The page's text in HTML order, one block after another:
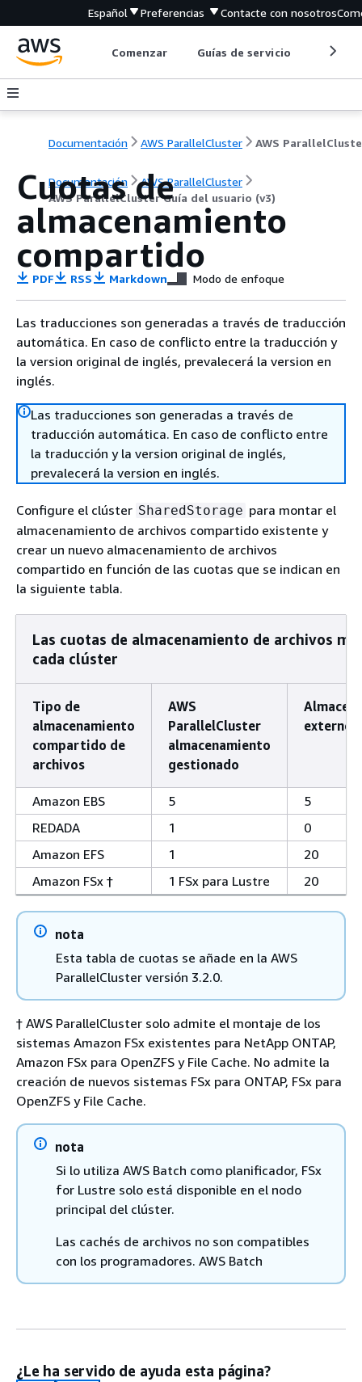
Español Preferencias Contacte con nosotros
Comenzar Guías de servicio
Documentación AWS ParallelCluster
Documentación
AWS ParallelCluster
AWS ParallelCluster Guía del usuario (v3)
Cuotas de
almacenamiento
compartido
PDF RSS Markdown Modo de enfoque
Las traducciones son generadas a través de traducción
automática. En caso de conflicto entre la traducción y
la version original de inglés, prevalecerá la version en
inglés.
Las traducciones son generadas a través de
traducción automática. En caso de conflicto entre
la traducción y la version original de inglés,
prevalecerá la version en inglés.
Configure el clúster SharedStorage para montar el
almacenamiento de archivos compartido existente y
crear un nuevo almacenamiento de archivos
compartido en función de las cuotas que se indican en
la siguiente tabla.
Las cuotas de almacenamiento de archivos
cada clúster
Tipo de
almacenamiento
compartido de
archivos
AWS
ParallelCluster
almacenamiento
gestionado
externo
Amazon EBS 5
5
REDADA
1
0
Amazon EFS
1
20
Amazon FSx †
1 FSx para Lustre 20
nota
Esta tabla de cuotas se añade en la AWS
ParallelCluster versión 3.2.0.
† AWS ParallelCluster solo admite el montaje de los
sistemas Amazon FSx existentes para NetApp ONTAP,
Amazon FSx para OpenZFS y File Cache. No admite la
creación de nuevos sistemas FSx para ONTAP, FSx para
OpenZFS y File Cache.
nota
Si lo utiliza AWS Batch como planificador, FSx
for Lustre solo está disponible en el nodo
principal del clúster.
Las cachés de archivos no son compatibles
con los programadores. AWS Batch
¿Le ha servido de ayuda esta página?